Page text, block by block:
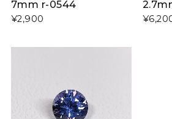
7mm r-0544
¥2,900